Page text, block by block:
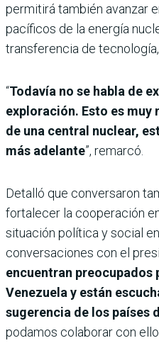
permitirá también avanzar
pacíficos de la energía
transferencia de
“Todavía no se habla de
exploración. Esto es muy
de una central nuclear,
más adelante”, remarcó.
Detalló que conversaron
fortalecer la cooperación
situación política y social
conversaciones con el
encuentran preocupados
Venezuela y están
sugerencia de los países
podamos colaborar con